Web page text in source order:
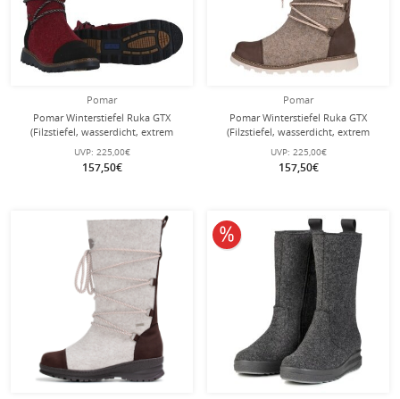
Pomar
Pomar Winterstiefel Ruka GTX
(Filzstiefel, wasserdicht, extrem
warm) rot Damen
UVP: 225,00€
157,50€
Pomar
Pomar Winterstiefel Ruka GTX
(Filzstiefel, wasserdicht, extrem
warm) sandbraun Damen
UVP: 225,00€
157,50€
10% reduziert